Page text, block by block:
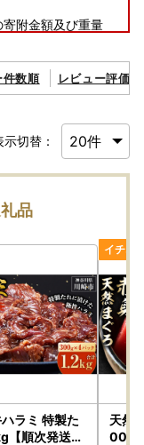
附金額及び重量
じめ変更内容をお
お願いいたしま
件数順 レビュー評価順
示切替：
品
ラミ 特製た
【順次発送】
天然
00g